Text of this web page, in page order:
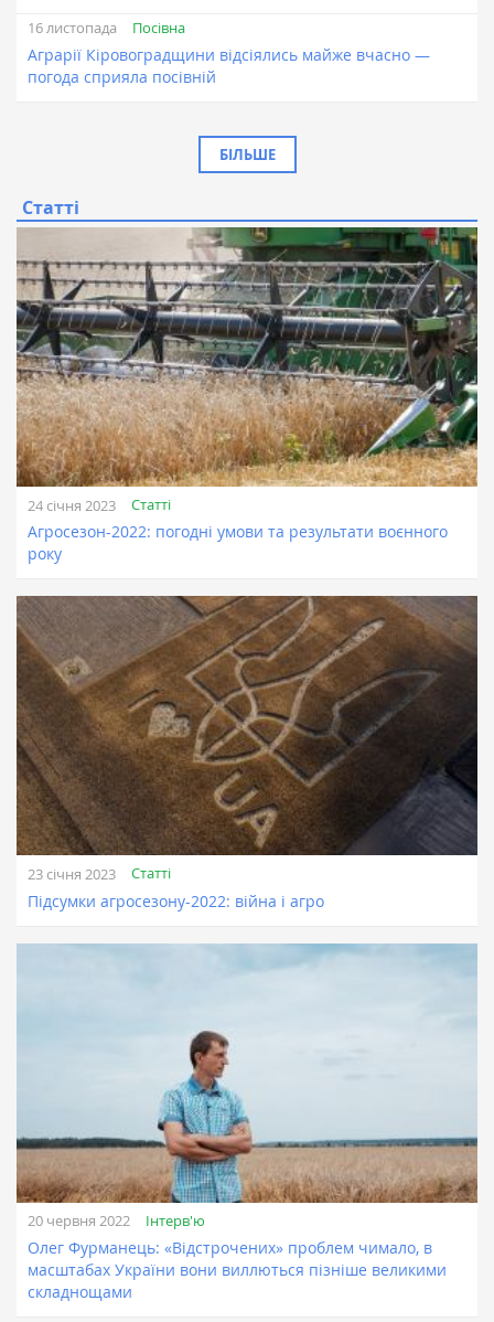
16 листопада Посівна
Аграрії Кіровоградщини відсіялись майже вчасно —
погода сприяла посівній
БІЛЬШЕ
Статті
24 січня 2023 Статті
Агросезон-2022: погодні умови та результати воєнного
року
23 січня 2023 Статті
Підсумки агросезону-2022: війна і агро
20 червня 2022 Інтерв'ю
Олег Фурманець: «Відстрочених» проблем чимало, в
масштабах України вони виллються пізніше великими
складнощами